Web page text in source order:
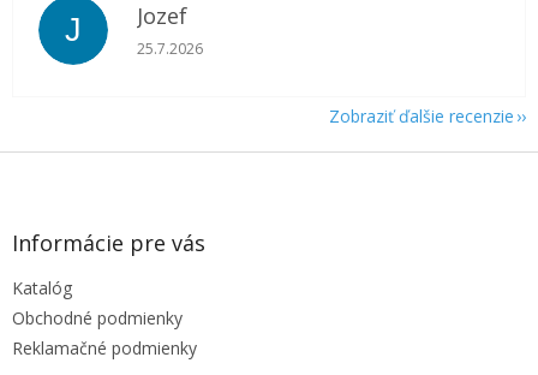
J Jozef
Hodnotenie obchodu je 5 z 5 hviezdičiek.
25.7.2026
Zobraziť ďalšie recenzie
Z
Informácie pre vás
Katalóg
Obchodné podmienky
Reklamačné podmienky